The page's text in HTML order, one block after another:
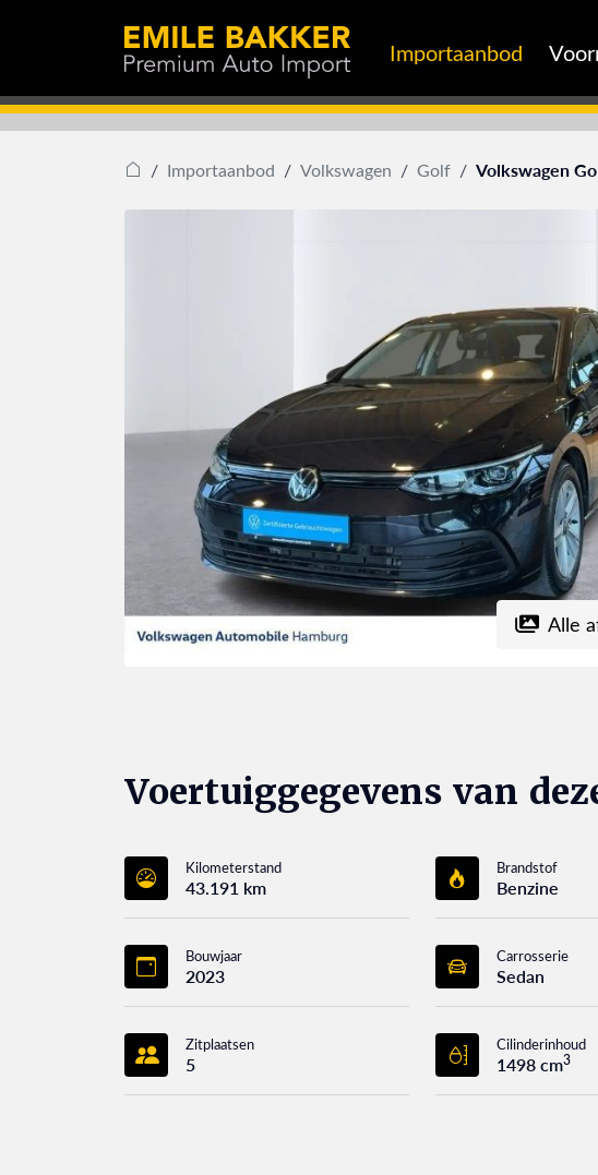
Importaanbod
Importaanbod Volkswagen Golf Volkswagen
Alle
Voertuiggegevens van
Kilometerstand
43.191 km
Brandstof
Benzine
Bouwjaar
2023
Carrosserie
Sedan
Zitplaatsen
5
Cilinderinhoud
1498 cm3